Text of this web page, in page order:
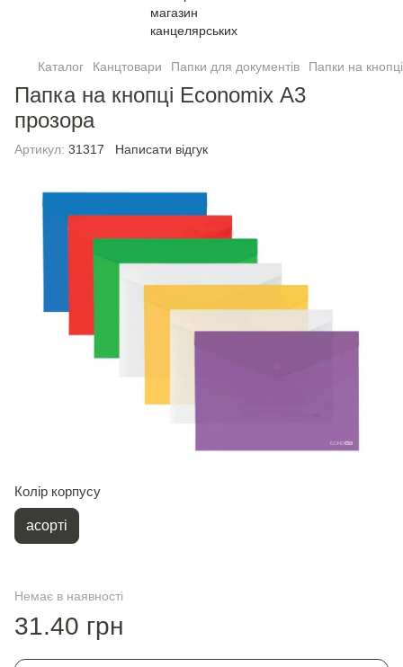
Каталог Канцтовари Папки для документів Папки на кнопцi
Папка на кнопці Economix А3
прозора
Артикул: 31317 Написати відгук
Колір корпусу
асорті
Немає в наявності
31.40 грн